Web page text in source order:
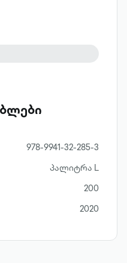
და
978-9941-32-285-3
პალიტრა L
200
2020